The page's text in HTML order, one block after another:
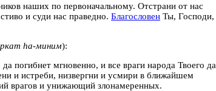
наших по первоначальному. Отстрани от нас
и суди нас праведно. Благословен Ты, Господи,
hа-миним):
погибнет мгновенно, и все враги народа Твоего да
и истреби, низвергни и усмири в ближайшем
врагов и унижающий злонамеренных.